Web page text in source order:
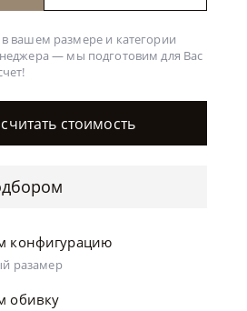
вашем размере и категории
— мы подготовим для Вас
стоимость
конфигурацию
разамер
обивку